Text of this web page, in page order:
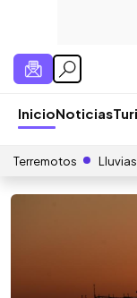
InicioNoticias
Terremotos Lluvias